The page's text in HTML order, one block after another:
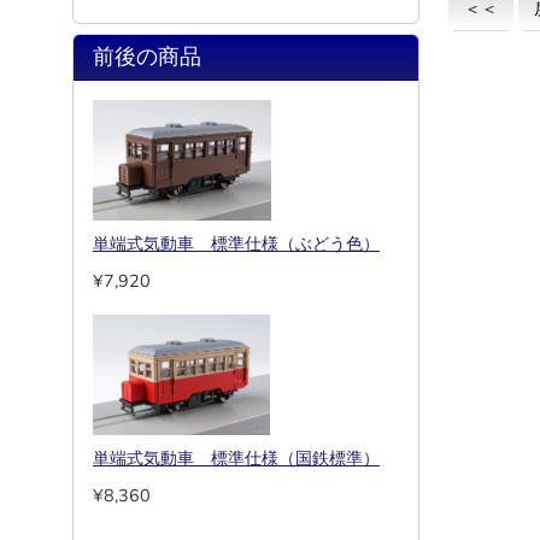
＜＜
前後の商品
単端式気動車 標準仕様（ぶどう色）
¥7,920
単端式気動車 標準仕様（国鉄標準）
¥8,360